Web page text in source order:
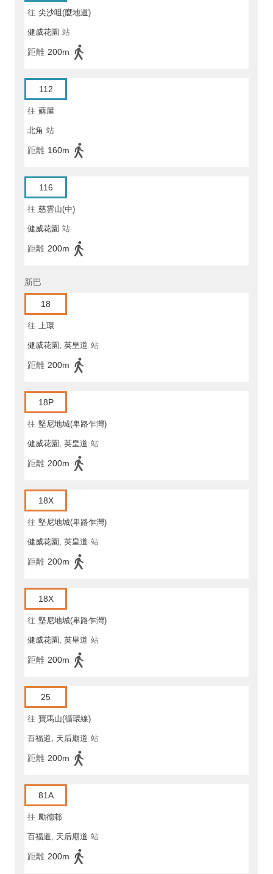
往 尖沙咀(麼地道)
健威花園 站
距離 200m
112
往 蘇屋
北角 站
距離 160m
116
往 慈雲山(中)
健威花園 站
距離 200m
新巴
18
往 上環
健威花園, 英皇道 站
距離 200m
18P
往 堅尼地城(卑路乍灣)
健威花園, 英皇道 站
距離 200m
18X
往 堅尼地城(卑路乍灣)
健威花園, 英皇道 站
距離 200m
18X
往 堅尼地城(卑路乍灣)
健威花園, 英皇道 站
距離 200m
25
往 寶馬山(循環線)
百福道, 天后廟道 站
距離 200m
81A
往 勵德邨
百福道, 天后廟道 站
距離 200m